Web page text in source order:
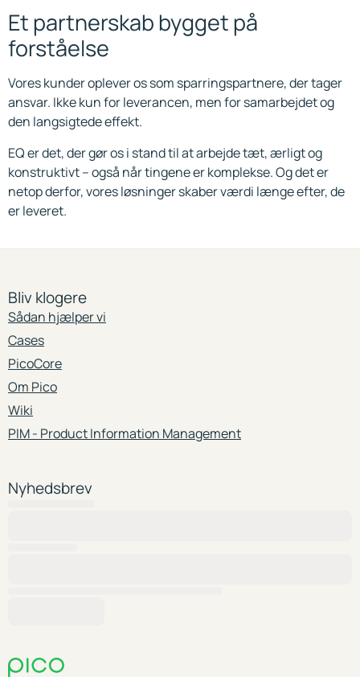
Et partnerskab bygget på
forståelse
Vores kunder oplever os som sparringspartnere, der tager
ansvar. Ikke kun for leverancen, men for samarbejdet og
den langsigtede effekt.
EQ er det, der gør os i stand til at arbejde tæt, ærligt og
konstruktivt – også når tingene er komplekse. Og det er
netop derfor, vores løsninger skaber værdi længe efter, de
er leveret.
Bliv klogere
Sådan hjælper vi
Cases
PicoCore
Om Pico
Wiki
PIM - Product Information Management
Nyhedsbrev